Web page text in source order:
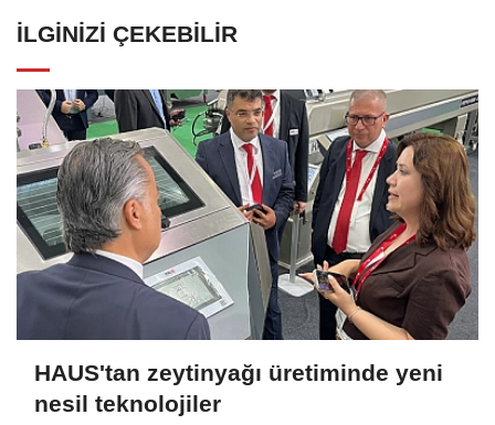
İLGINIZI ÇEKEBILIR
HAUS'tan zeytinyağı üretiminde yeni
nesil teknolojiler